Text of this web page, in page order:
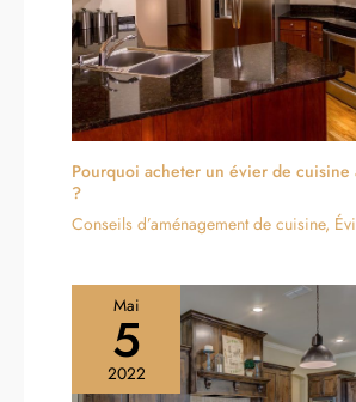
Pourquoi acheter un évier de
?
Conseils d’aménagement de cuisine,
Mai
5
2022